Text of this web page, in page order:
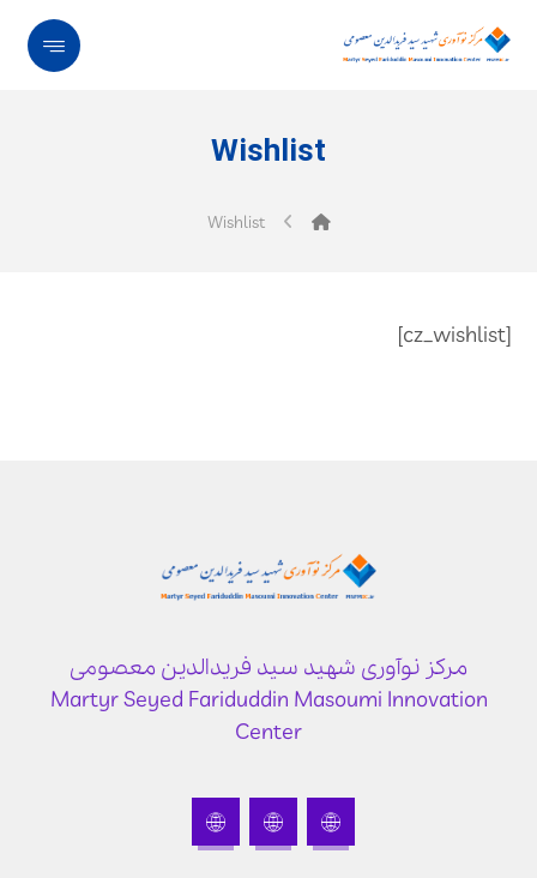
Wishlist
Wishlist
[cz_wishlist]
مرکز نوآوری شهید سید فریدالدین معصومی
Martyr Seyed Fariduddin Masoumi Innovation
Center